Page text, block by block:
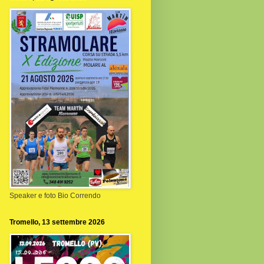
Speaker e foto Bio Correndo
Tromello, 13 settembre 2026